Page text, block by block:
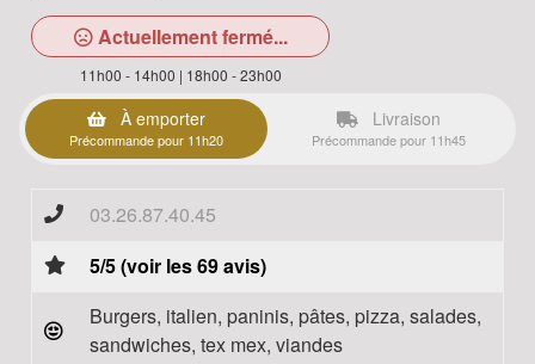
Actuellement fermé...
11h00 - 14h00 | 18h00 - 23h00
À emporter
Précommande pour 11h20
Livraison
Précommande pour 11h45
03.26.87.40.45
5/5 (voir les 69 avis)
Burgers, italien, paninis, pâtes, pizza, salades,
sandwiches, tex mex, viandes